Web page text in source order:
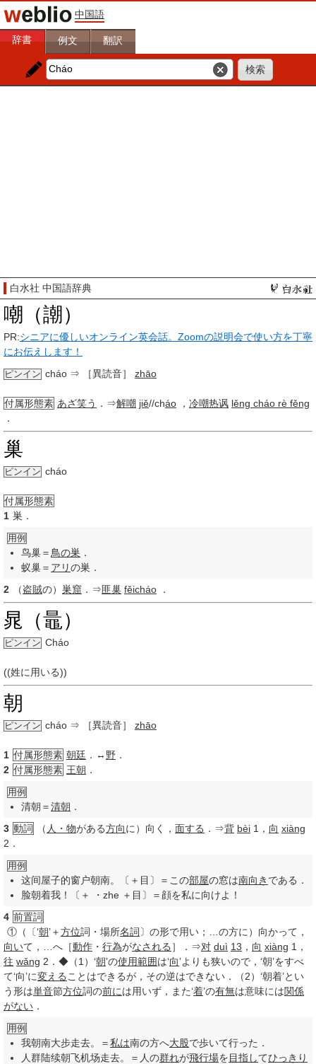
中国語
辞書 例文 翻訳
白水社 中国語辞典
嘲（謿）
PR:シニアに優しいオンライン英会話。Zoomの説明会で使い方を丁寧
にお伝えします！
ピンイン cháo ⇒ ［異読音］ zhāo
付属形態素 あざ笑う ．⇒解嘲 jiě//cháo ， 冷嘲热讽 lěng cháo rè fěng
．
巢
ピンイン cháo
付属形態素
1 巣．
用例
鸟巢＝ 鳥の巣 ．
蚁巢＝ アリの巣．
2
（盗賊の） 巣窟 ．⇒匪巢 fěicháo ．
晁（鼂）
ピンイン Cháo
((姓に用いる))
朝
ピンイン cháo ⇒ ［異読音］ zhāo
1 付属形態素 朝廷 ．↔ 野 ．
2 付属形態素 王朝 ．
用例
清朝＝清朝 ．
3 動詞 （ 人・物がある方向に）向く， 面する ．⇒背 bèi 1， 向 xiàng
2．
用例
这间屋子的窗户朝南。〔＋目〕＝この部屋の窓は南向き である．
脸朝着我！〔＋ ・zhe ＋目〕＝顔を私に向けよ！
4 前置詞
① （〔‘朝’＋方位詞・場所名詞〕の形で用い；…の方に）向かって，
向いて，…へ［動作 ・ 行為がなされる ］．⇒对 duì 13 ， 向 xiàng 1，
往 wǎng 2．◆（1）‘朝’の使用範囲は‘向’よりも狭いので，‘朝’をすべ
て‘向’に変える ことはできるが，その逆はできない．（2）‘朝着’とい
う形は単音節方位詞の前には用いず，また‘着’の有無は意味には関係
がない ．
用例
我朝南大步走去。＝私は南の方へ大股で歩いて行った．
人群陆续朝飞机场走去。＝人の群れが飛行場を目指してひっきり